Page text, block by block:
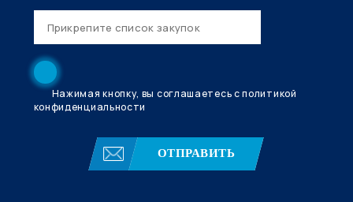
Нажимая кнопку, вы соглашаетесь с политикой
конфиденциальности
ОТПРАВИТЬ